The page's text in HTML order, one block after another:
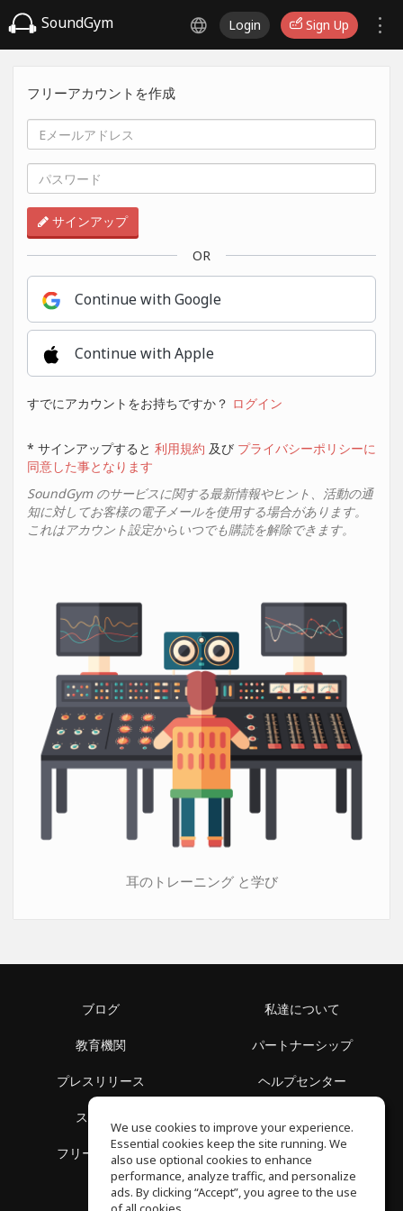
SoundGym Login Sign Up
フリーアカウントを作成
サインアップ
OR
Continue with Google
Continue with Apple
すでにアカウントをお持ちですか？ ログイン
* サインアップすると 利用規約 及び プライバシーポリシーに
同意した事となります
SoundGym のサービスに関する最新情報やヒント、活動の通
知に対してお客様の電子メールを使用する場合があります。
これはアカウント設定からいつでも購読を解除できます。
耳のトレーニング と学び
ブログ
教育機関
プレスリリース
スペース
フリースクール
私達について
パートナーシップ
ヘルプセンター
プライバシーポリシー
We use cookies to improve your experience.
Essential cookies keep the site running. We
also use optional cookies to enhance
performance, analyze traffic, and personalize
ads. By clicking “Accept”, you agree to the use